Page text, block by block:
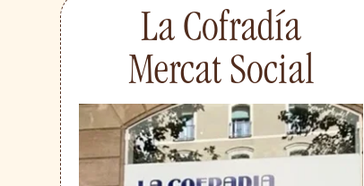
La Cofradía
Mercat Social